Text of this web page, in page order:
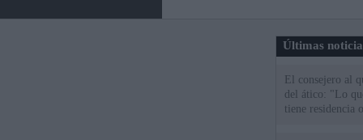
Últimas
El consejero al
del ático: "Lo
tiene residencia